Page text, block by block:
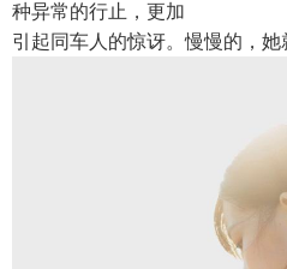
种异常的行止，更加
引起同车人的惊讶。慢慢的，她